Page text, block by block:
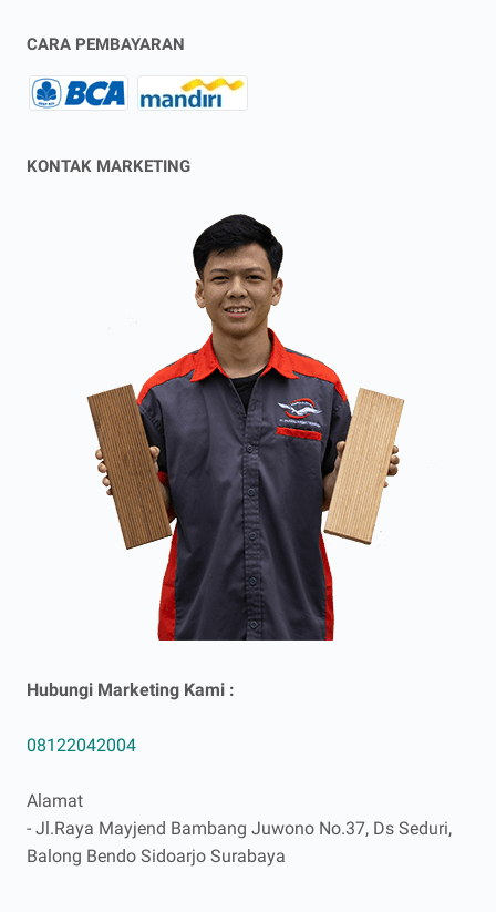
CARA PEMBAYARAN
KONTAK MARKETING
Hubungi Marketing Kami :
08122042004
Alamat
- Jl.Raya Mayjend Bambang Juwono No.37, Ds Seduri,
Balong Bendo Sidoarjo Surabaya